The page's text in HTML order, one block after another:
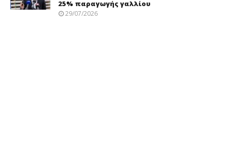
25% παραγωγής γαλλίου
29/07/2026